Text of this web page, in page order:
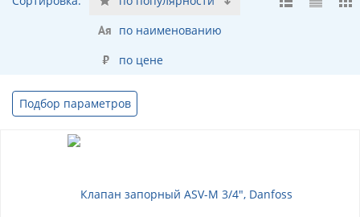
по наименованию
по цене
Подбор параметров